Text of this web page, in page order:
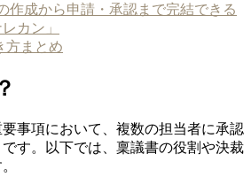
作成から申請・承認まで完結できる
カン」
方まとめ
要事項において、複数の担当者に承認
す。以下では、稟議書の役割や決裁